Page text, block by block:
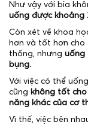
Như vậy với bia
uống được khoảng
Còn xét về khoa
hơn và tốt hơn cho
thống, nhưng uống
bụng.
Với việc có thể
cũng không tốt
năng khác của cơ
Vì thế, việc bên